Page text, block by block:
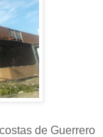
de Guerrero